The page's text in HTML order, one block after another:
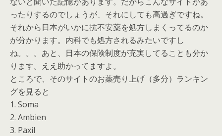
ったりするのでしょうが、それにしても高過ぎですね。
それから日本がいかに抗不安薬を処方しまくってるのか
が分かります。内科でも処方されるみたいですし
ね。。。あと、日本の保険制度が充実してることも分か
ります。ええ助かってますよ。
ところで、そのサイトのお薬売り上げ（多分）ランキン
グを見ると
1. Soma
2. Ambien
3. Paxil